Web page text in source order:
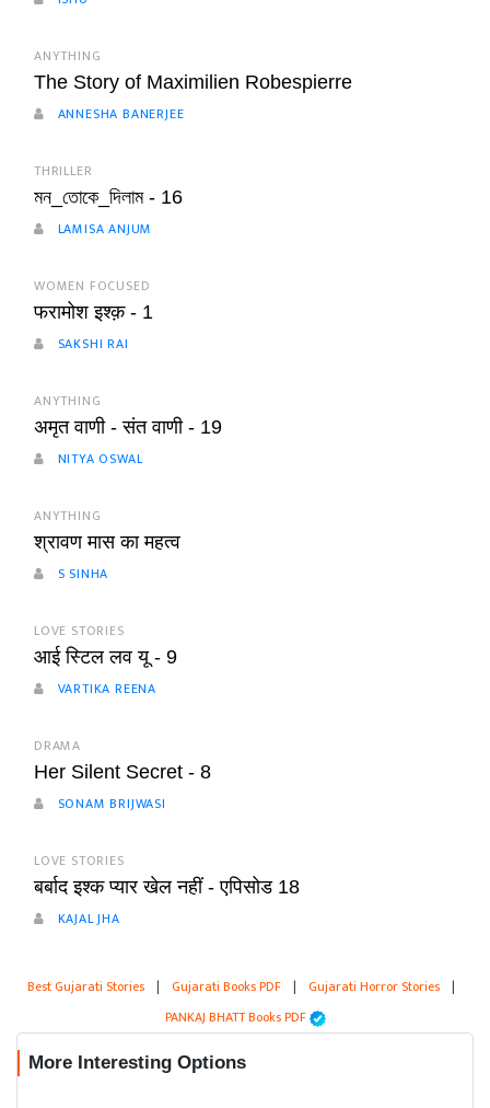
ANYTHING
The Story of Maximilien Robespierre
ANNESHA BANERJEE
THRILLER
মন_তোকে_দিলাম - 16
LAMISA ANJUM
WOMEN FOCUSED
फरामोश इश्क़ - 1
SAKSHI RAI
ANYTHING
अमृत वाणी - संत वाणी - 19
NITYA OSWAL
ANYTHING
श्रावण मास का महत्व
S SINHA
LOVE STORIES
आई स्टिल लव यू - 9
VARTIKA REENA
DRAMA
Her Silent Secret - 8
SONAM BRIJWASI
LOVE STORIES
बर्बाद इश्क प्यार खेल नहीं - एपिसोड 18
KAJAL JHA
Best Gujarati Stories | Gujarati Books PDF | Gujarati Horror Stories |
PANKAJ BHATT Books PDF
More Interesting Options